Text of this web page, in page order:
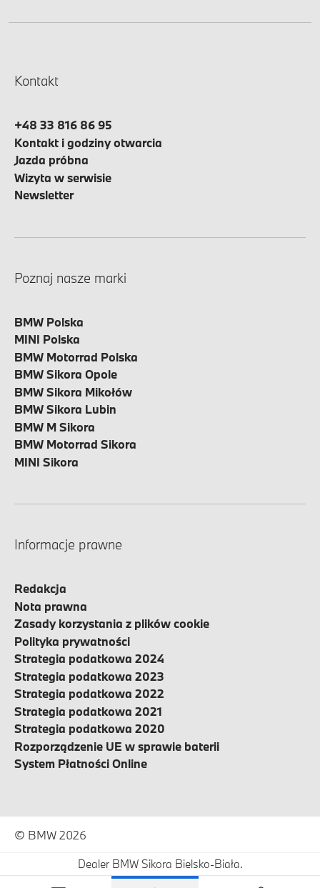
Dealer BMW Sikora Bielsko-Biała.
Kontakt
+48 33 816 86 95
Kontakt i godziny otwarcia
Jazda próbna
Wizyta w serwisie
Newsletter
Poznaj nasze marki
BMW Polska
MINI Polska
BMW Motorrad Polska
BMW Sikora Opole
BMW Sikora Mikołów
BMW Sikora Lubin
BMW M Sikora
BMW Motorrad Sikora
MINI Sikora
Informacje prawne
Redakcja
Nota prawna
Zasady korzystania z plików cookie
Polityka prywatności
Strategia podatkowa 2024
Strategia podatkowa 2023
Strategia podatkowa 2022
Strategia podatkowa 2021
Strategia podatkowa 2020
Rozporządzenie UE w sprawie baterii
System Płatności Online
© BMW 2026